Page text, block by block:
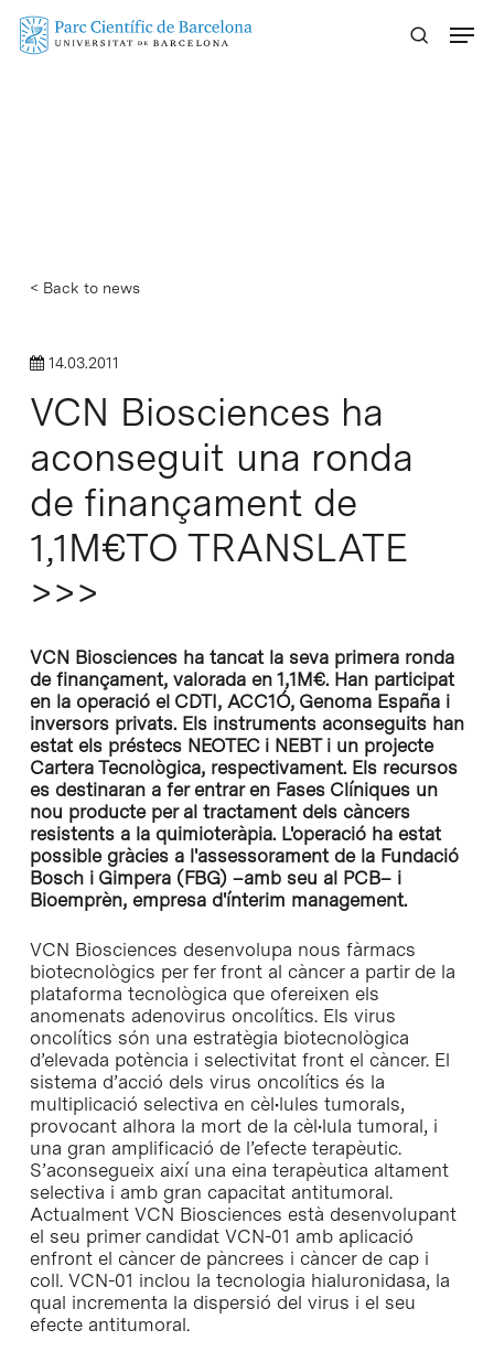
Skip
< Back to news
14.03.2011
VCN Biosciences ha
aconseguit una ronda
de finançament de
1,1M€TO TRANSLATE
>>>
VCN Biosciences ha tancat la seva primera ronda
de finançament, valorada en 1,1M€. Han participat
en la operació el CDTI, ACC1Ó, Genoma España i
inversors privats. Els instruments aconseguits han
estat els préstecs NEOTEC i NEBT i un projecte
Cartera Tecnològica, respectivament. Els recursos
es destinaran a fer entrar en Fases Clíniques un
nou producte per al tractament dels càncers
resistents a la quimioteràpia. L'operació ha estat
possible gràcies a l'assessorament de la Fundació
Bosch i Gimpera (FBG) –amb seu al PCB– i
Bioemprèn, empresa d'ínterim management.
VCN Biosciences desenvolupa nous fàrmacs
biotecnològics per fer front al càncer a partir de la
plataforma tecnològica que ofereixen els
anomenats adenovirus oncolítics. Els virus
oncolítics són una estratègia biotecnològica
d’elevada potència i selectivitat front el càncer. El
sistema d’acció dels virus oncolítics és la
multiplicació selectiva en cèl•lules tumorals,
provocant alhora la mort de la cèl•lula tumoral, i
una gran amplificació de l’efecte terapèutic.
S’aconsegueix així una eina terapèutica altament
selectiva i amb gran capacitat antitumoral.
Actualment VCN Biosciences està desenvolupant
el seu primer candidat VCN-01 amb aplicació
enfront el càncer de pàncrees i càncer de cap i
coll. VCN-01 inclou la tecnologia hialuronidasa, la
qual incrementa la dispersió del virus i el seu
efecte antitumoral.